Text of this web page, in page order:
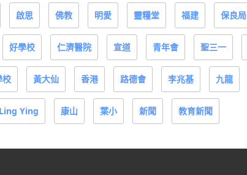
啟思 佛教 明愛 靈糧堂 福建 保良局
好學校 仁濟醫院 宣道 青年會 聖三一
校 黃大仙 香港 路德會 李兆基 九龍
Ling Ying 康山 葉小 新聞 教育新聞